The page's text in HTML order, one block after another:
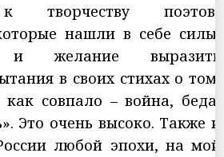
творчеству поэтов-
нашли в себе силы,
и желание выразить
в своих стихах о том,
совпало – война, беда,
Это очень высоко. Также и
любой эпохи, на мой